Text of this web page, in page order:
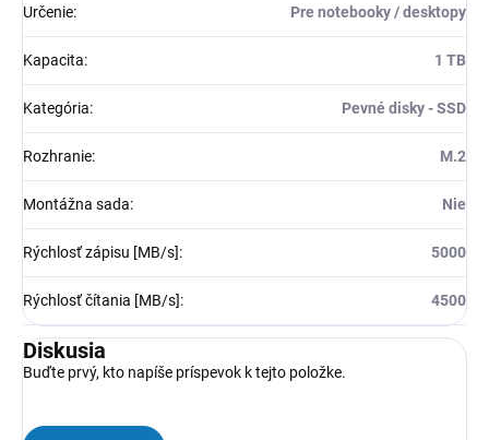
Určenie: Pre notebooky / desktopy
Kapacita: 1 TB
Kategória: Pevné disky - SSD
Rozhranie: M.2
Montážna sada: Nie
Rýchlosť zápisu [MB/s]: 5000
Rýchlosť čítania [MB/s]: 4500
Diskusia
Buďte prvý, kto napíše príspevok k tejto položke.